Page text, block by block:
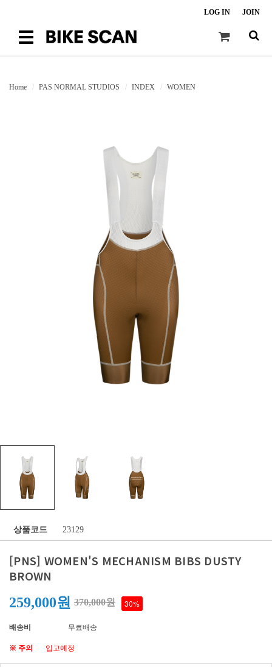
LOG IN JOIN
Toggle
Home PAS NORMAL STUDIOS INDEX WOMEN
상품코드 23129
[PNS] WOMEN'S MECHANISM BIBS DUSTY
BROWN
259,000원 370,000원 30%
배송비 무료배송
※ 주의 입고예정